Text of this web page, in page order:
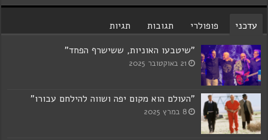
עדכני פופולרי תגובות
תגיות
"שיטבעו האוניות, ששישרף הפחד"
21 באוקטובר 2025
"העולם הוא מקום יפה ושווה להילחם עבורו"
8 במרץ 2025